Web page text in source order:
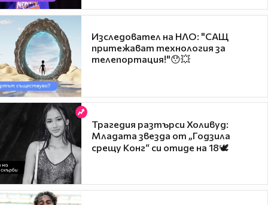
Изследовател на НЛО: "САЩ
притежават технология за
телепортация!"😯💥
Трагедия разтърси Холивуд:
Младата звезда от „Годзила
срещу Конг“ си отиде на 18🕊️